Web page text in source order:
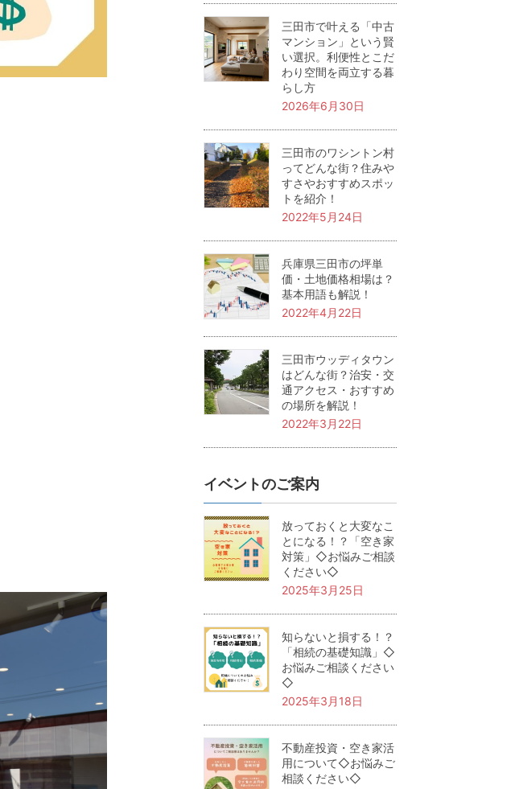
三田市で叶える「中古
マンション」という賢
い選択。利便性とこだ
わり空間を両立する暮
らし方
2026年6月30日
三田市のワシントン村
ってどんな街？住みや
すさやおすすめスポッ
トを紹介！
2022年5月24日
兵庫県三田市の坪単
価・土地価格相場は？
基本用語も解説！
2022年4月22日
三田市ウッディタウン
はどんな街？治安・交
通アクセス・おすすめ
の場所を解説！
2022年3月22日
イベントのご案内
放っておくと大変なこ
とになる！？「空き家
対策」◇お悩みご相談
ください◇
2025年3月25日
知らないと損する！？
「相続の基礎知識」◇
お悩みご相談ください
◇
2025年3月18日
不動産投資・空き家活
用について◇お悩みご
相談ください◇